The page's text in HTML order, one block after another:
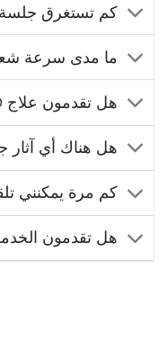
كم تستغرق جلسة
ما مدى سرعة
هل تقدمون علاج NAD+ في المنزل؟
هل هناك أي آثار
كم مرة يمكنني
هل تقدمون